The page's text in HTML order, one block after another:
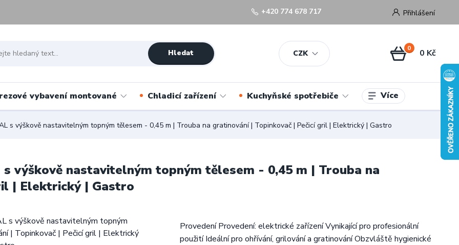
CZK
Přihlášení
Hledat
+420 774 678 717
0 0 Kč
vybavení montované Chladicí zařízení Kuchyňské spotřebiče Více
s výškově nastavitelným topným tělesem - 0,45 m | Trouba na gratinování | Topinkovač | Pečicí gril | Elektrický | Gastro
výškově nastavitelným topným tělesem - 0,45 m | Trouba na
| Elektrický | Gastro
Provedení Provedení: elektrické zařízení Vynikající pro profesionální
použití Ideální pro ohřívání, grilování a gratinování Obzvláště hygienické